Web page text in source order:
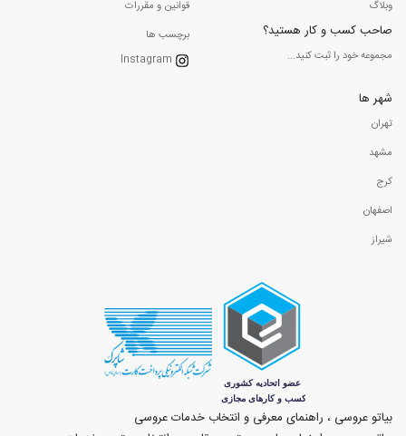
وبلاگ
صاحب کسب و کار هستید؟
مجموعه خود را ثبت کنید...
قوانین و مقررات
برچسب ها
Instagram
شهر ها
تهران
مشهد
کرج
اصفهان
شیراز
بیاتو عروسی ، راهنمای معرفی و انتخاب خدمات عروسی